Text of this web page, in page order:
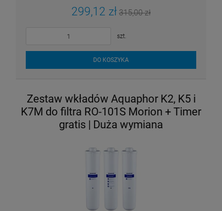
299,12 zł 315,00 zł
szt.
DO KOSZYKA
Zestaw wkładów Aquaphor K2, K5 i
K7M do filtra RO-101S Morion + Timer
gratis | Duża wymiana